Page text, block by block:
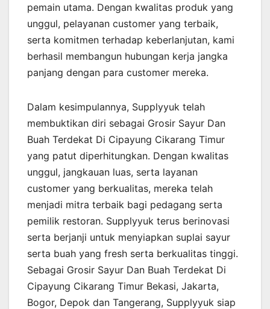
pemain utama. Dengan kwalitas produk yang
unggul, pelayanan customer yang terbaik,
serta komitmen terhadap keberlanjutan, kami
berhasil membangun hubungan kerja jangka
panjang dengan para customer mereka.
Dalam kesimpulannya, Supplyyuk telah
membuktikan diri sebagai Grosir Sayur Dan
Buah Terdekat Di Cipayung Cikarang Timur
yang patut diperhitungkan. Dengan kwalitas
unggul, jangkauan luas, serta layanan
customer yang berkualitas, mereka telah
menjadi mitra terbaik bagi pedagang serta
pemilik restoran. Supplyyuk terus berinovasi
serta berjanji untuk menyiapkan suplai sayur
serta buah yang fresh serta berkualitas tinggi.
Sebagai Grosir Sayur Dan Buah Terdekat Di
Cipayung Cikarang Timur Bekasi, Jakarta,
Bogor, Depok dan Tangerang, Supplyyuk siap